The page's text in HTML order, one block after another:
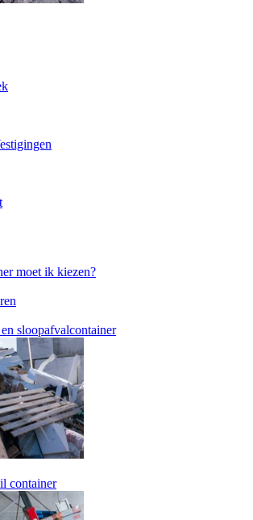
moet ik kiezen?
sloopafvalcontainer
container